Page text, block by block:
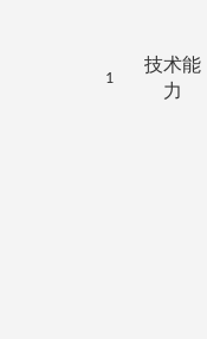
1
技术能
力